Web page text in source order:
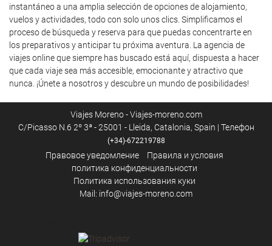
instantáneo a una amplia selección de opciones de alojamiento,
vuelos y actividades, todo con solo unos clics. Simplificamos el
proceso de búsqueda y reserva para que puedas concentrarte en
los preparativos y anticipar tu próxima aventura. La agencia de
viajes online que siempre has buscado está aquí, dispuesta a hacer
que cada viaje sea más accesible, emocionante y atractivo que
nunca. ¡Únete a nosotros y descubre un mundo de posibilidades!
Viajes Moreno - Viajes-moreno.com
C/Picasso N.6 2º 3ª - 25001 - Lleida, Catalonia, Spain | Телефон
(+34)-672219788
Правовое уведомление
Правила и условия
политика конфиденциальности
Политика использования куки
Mail: info@viajes-moreno.com